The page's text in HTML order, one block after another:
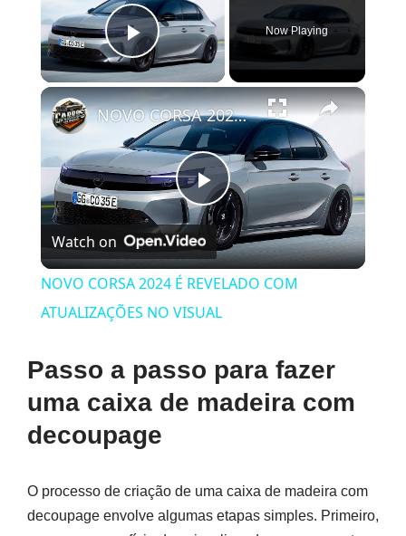
Play Video
Now Playing
×
Play
Video
NOVO CORSA 2024 É REVELADO COM ATUALIZAÇÕES NO VISUAL
Watch on
NOVO CORSA 2024 É REVELADO COM
ATUALIZAÇÕES NO VISUAL
Passo a passo para fazer
uma caixa de madeira com
decoupage
O processo de criação de uma caixa de madeira com
decoupage envolve algumas etapas simples. Primeiro,